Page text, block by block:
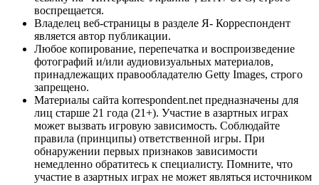
воспрещается.
Владелец веб-страницы в разделе Я- Корреспондент
является автор публикации.
Любое копирование, перепечатка и воспроизведение
фотографий и/или аудиовизуальных материалов,
принадлежащих правообладателю Getty Images, строго
запрещено.
Материалы сайта korrespondent.net предназначены для
лиц старше 21 года (21+). Участие в азартных играх
может вызвать игровую зависимость. Соблюдайте
правила (принципы) ответственной игры. При
обнаружении первых признаков зависимости
немедленно обратитесь к специалисту. Помните, что
участие в азартных играх не может являться источником